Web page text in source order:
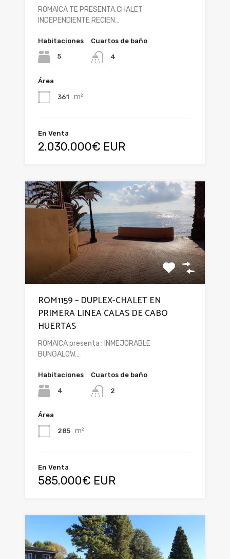
ROMAICA TE PRESENTA,CHALET
INDEPENDIENTE RECIEN…
Habitaciones
5
Cuartos de baño
4
Área
361 m²
En Venta
2.030.000€ EUR
ROM1159 – DUPLEX-CHALET EN
PRIMERA LINEA CALAS DE CABO
HUERTAS
ROMAICA presenta : INMEJORABLE
BUNGALOW…
Habitaciones
4
Cuartos de baño
2
Área
285 m²
En Venta
585.000€ EUR